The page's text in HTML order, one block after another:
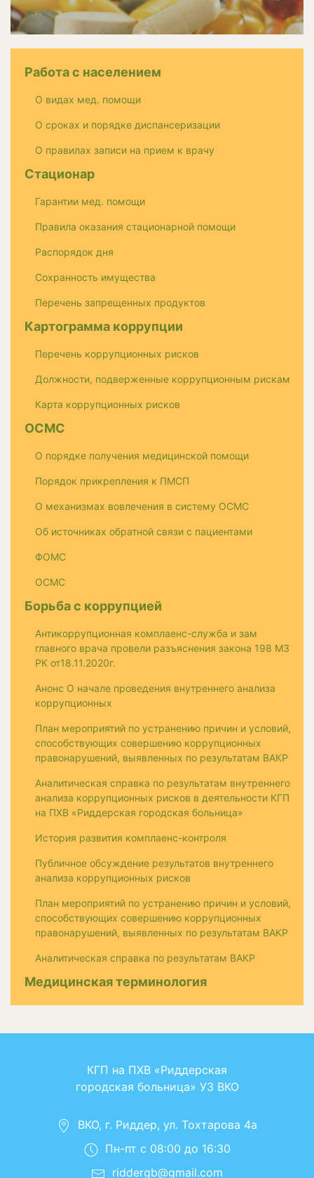
Работа с населением
О видах мед. помощи
О сроках и порядке диспансеризации
О правилах записи на прием к врачу
Стационар
Гарантии мед. помощи
Правила оказания стационарной помощи
Распорядок дня
Сохранность имущества
Перечень запрещенных продуктов
Картограмма коррупции
Перечень коррупционных рисков
Должности, подверженные коррупционным рискам
Карта коррупционных рисков
ОСМС
О порядке получения медицинской помощи
Порядок прикрепления к ПМСП
О механизмах вовлечения в систему ОСМС
Об источниках обратной связи с пациентами
ФОМС
ОСМС
Борьба с коррупцией
Антикоррупционная комплаенс-служба и зам
главного врача провели разъяснения закона 198 МЗ
РК от18.11.2020г.
Анонс О начале проведения внутреннего анализа
коррупционных
План мероприятий по устранению причин и условий,
способствующих совершению коррупционных
правонарушений, выявленных по результатам ВАКР
Аналитическая справка по результатам внутреннего
анализа коррупционных рисков в деятельности КГП
на ПХВ «Риддерская городская больница»
История развития комплаенс-контроля
Публичное обсуждение результатов внутреннего
анализа коррупционных рисков
План мероприятий по устранению причин и условий,
способствующих совершению коррупционных
правонарушений, выявленных по результатам ВАКР
Аналитическая справка по результатам ВАКР
Медицинская терминология
КГП на ПХВ «Риддерская
городская больница» УЗ ВКО
ВКО, г. Риддер, ул. Тохтарова 4а
Пн-пт с 08:00 до 16:30
riddergb@gmail.com